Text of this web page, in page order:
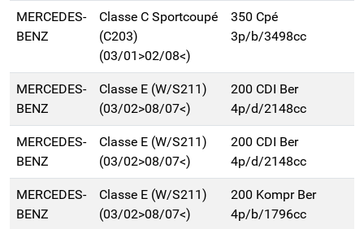
MERCEDES-
BENZ
Classe C Sportcoupé
(C203)
(03/01>02/08<)
350 Cpé
3p/b/3498cc
MERCEDES-
BENZ
Classe E (W/S211)
(03/02>08/07<)
200 CDI Ber
4p/d/2148cc
MERCEDES-
BENZ
Classe E (W/S211)
(03/02>08/07<)
200 CDI Ber
4p/d/2148cc
MERCEDES-
BENZ
Classe E (W/S211)
(03/02>08/07<)
200 Kompr Ber
4p/b/1796cc